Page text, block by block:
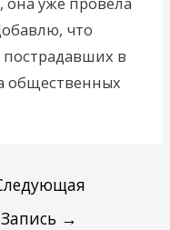
что
в
общественных
Запись →